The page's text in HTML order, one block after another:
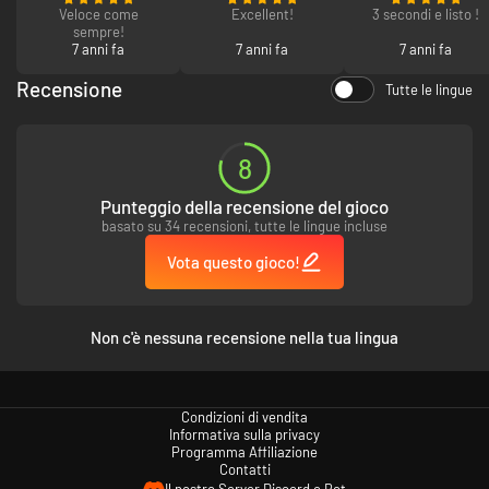
Veloce come
sempre!
7 anni fa
Excellent!
7 anni fa
3 secondi e listo !
7 anni fa
Recensione Tutte le lingue
8
Punteggio della recensione del gioco
basato su 34 recensioni, tutte le lingue incluse
Vota questo gioco!
Non c'è nessuna recensione nella tua lingua
Condizioni di vendita
Informativa sulla privacy
Programma Affiliazione
Contatti